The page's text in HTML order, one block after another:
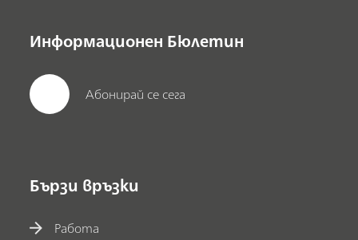
Информационен Бюлетин
Абонирай се сега
Бързи връзки
Работа